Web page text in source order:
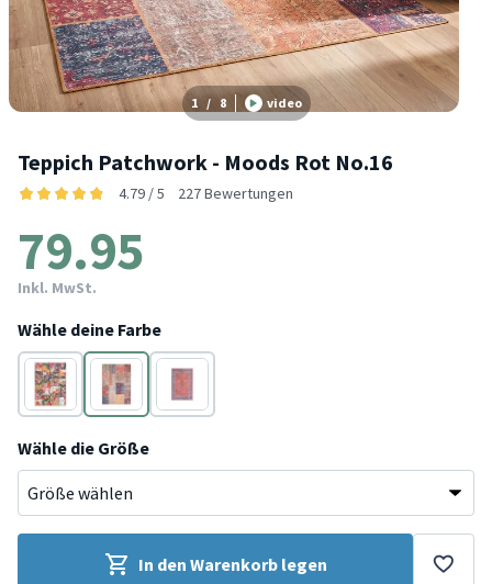
1 / 8 video
Teppich Patchwork - Moods Rot No.16
4.79 / 5 227 Bewertungen
79.95
Inkl. MwSt.
Wähle deine Farbe
Bunt Rot
Rot
Wähle die Größe
In den Warenkorb legen